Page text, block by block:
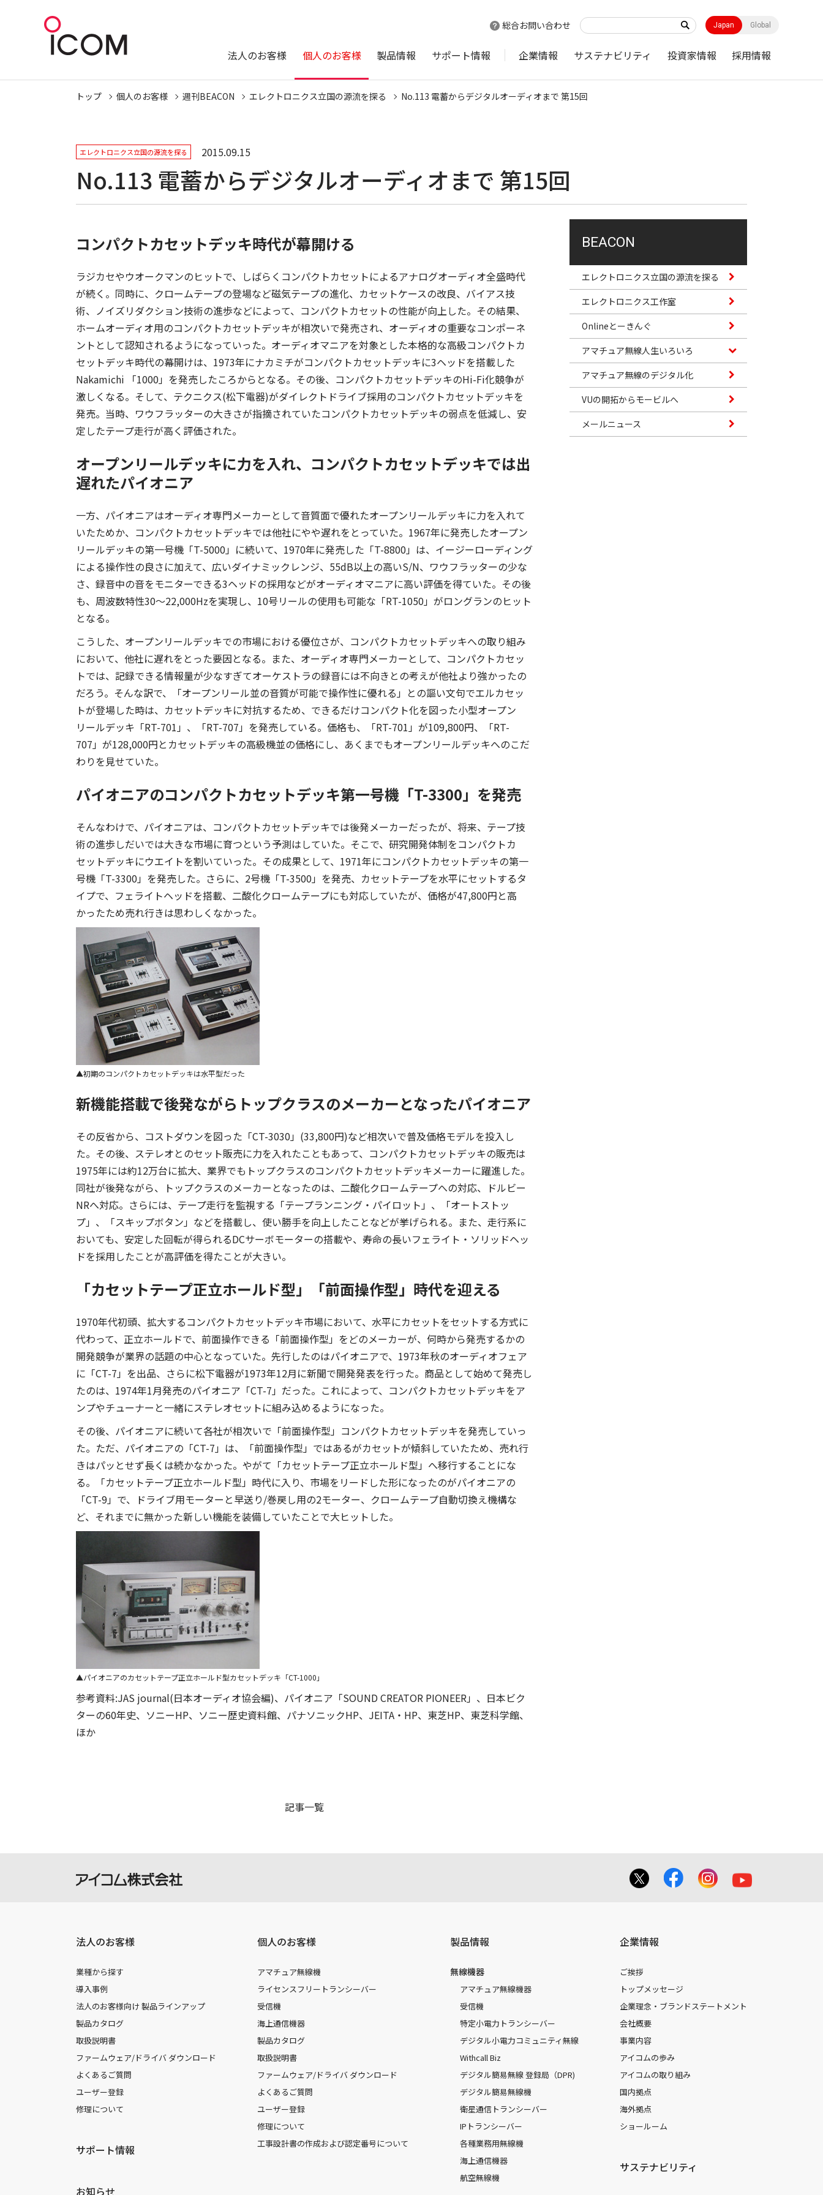
総合お問い合わせ Japan Global
法人のお客様 個人のお客様 製品情報 サポート情報 企業情報 サステナビリティ 投資家情報 採用情報
トップ 個人のお客様 週刊BEACON エレクトロニクス立国の源流を探る No.113 電蓄からデジタルオーディオまで 第15回
エレクトロニクス立国の源流を探る 2015.09.15
No.113 電蓄からデジタルオーディオまで 第15回
コンパクトカセットデッキ時代が幕開ける
ラジカセやウオークマンのヒットで、しばらくコンパクトカセットによるアナログオーディオ全盛時代
が続く。同時に、クロームテープの登場など磁気テープの進化、カセットケースの改良、バイアス技
術、ノイズリダクション技術の進歩などによって、コンパクトカセットの性能が向上した。その結果、
ホームオーディオ用のコンパクトカセットデッキが相次いで発売され、オーディオの重要なコンポーネ
ントとして認知されるようになっていった。オーディオマニアを対象とした本格的な高級コンパクトカ
セットデッキ時代の幕開けは、1973年にナカミチがコンパクトカセットデッキに3ヘッドを搭載した
Nakamichi 「1000」を発売したころからとなる。その後、コンパクトカセットデッキのHi-Fi化競争が
激しくなる。そして、テクニクス(松下電器)がダイレクトドライブ採用のコンパクトカセットデッキを
発売。当時、ワウフラッターの大きさが指摘されていたコンパクトカセットデッキの弱点を低減し、安
定したテープ走行が高く評価された。
オープンリールデッキに力を入れ、コンパクトカセットデッキでは出
遅れたパイオニア
一方、パイオニアはオーディオ専門メーカーとして音質面で優れたオープンリールデッキに力を入れて
いたためか、コンパクトカセットデッキでは他社にやや遅れをとっていた。1967年に発売したオープン
リールデッキの第一号機「T-5000」に続いて、1970年に発売した「T-8800」は、イージーローディング
による操作性の良さに加えて、広いダイナミックレンジ、55dB以上の高いS/N、ワウフラッターの少な
さ、録音中の音をモニターできる3ヘッドの採用などがオーディオマニアに高い評価を得ていた。その後
も、周波数特性30～22,000Hzを実現し、10号リールの使用も可能な「RT-1050」がロングランのヒット
となる。
こうした、オープンリールデッキでの市場における優位さが、コンパクトカセットデッキへの取り組み
において、他社に遅れをとった要因となる。また、オーディオ専門メーカーとして、コンパクトカセッ
トでは、記録できる情報量が少なすぎてオーケストラの録音には不向きとの考えが他社より強かったの
だろう。そんな訳で、「オープンリール並の音質が可能で操作性に優れる」との謳い文句でエルカセッ
トが登場した時は、カセットデッキに対抗するため、できるだけコンパクト化を図った小型オープン
リールデッキ「RT-701」、「RT-707」を発売している。価格も、「RT-701」が109,800円、「RT-
707」が128,000円とカセットデッキの高級機並の価格にし、あくまでもオープンリールデッキへのこだ
わりを見せていた。
パイオニアのコンパクトカセットデッキ第一号機「T-3300」を発売
そんなわけで、パイオニアは、コンパクトカセットデッキでは後発メーカーだったが、将来、テープ技
術の進歩しだいでは大きな市場に育つという予測はしていた。そこで、研究開発体制をコンパクトカ
セットデッキにウエイトを割いていった。その成果として、1971年にコンパクトカセットデッキの第一
号機「T-3300」を発売した。さらに、2号機「T-3500」を発売、カセットテープを水平にセットするタ
イプで、フェライトヘッドを搭載、二酸化クロームテープにも対応していたが、価格が47,800円と高
かったため売れ行きは思わしくなかった。
初期のコンパクトカセットデッキは水平型だった
新機能搭載で後発ながらトップクラスのメーカーとなったパイオニア
その反省から、コストダウンを図った「CT-3030」(33,800円)など相次いで普及価格モデルを投入し
た。その後、ステレオとのセット販売に力を入れたこともあって、コンパクトカセットデッキの販売は
1975年には約12万台に拡大、業界でもトップクラスのコンパクトカセットデッキメーカーに躍進した。
同社が後発ながら、トップクラスのメーカーとなったのは、二酸化クロームテープへの対応、ドルビー
NRへ対応。さらには、テープ走行を監視する「テープランニング・パイロット」、「オートストッ
プ」、「スキップボタン」などを搭載し、使い勝手を向上したことなどが挙げられる。また、走行系に
おいても、安定した回転が得られるDCサーボモーターの搭載や、寿命の長いフェライト・ソリッドヘッ
ドを採用したことが高評価を得たことが大きい。
「カセットテープ正立ホールド型」「前面操作型」時代を迎える
1970年代初頭、拡大するコンパクトカセットデッキ市場において、水平にカセットをセットする方式に
代わって、正立ホールドで、前面操作できる「前面操作型」をどのメーカーが、何時から発売するかの
開発競争が業界の話題の中心となっていた。先行したのはパイオニアで、1973年秋のオーディオフェア
に「CT-7」を出品、さらに松下電器が1973年12月に新聞で開発発表を行った。商品として始めて発売し
たのは、1974年1月発売のパイオニア「CT-7」だった。これによって、コンパクトカセットデッキをア
ンプやチューナーと一緒にステレオセットに組み込めるようになった。
その後、パイオニアに続いて各社が相次いで「前面操作型」コンパクトカセットデッキを発売していっ
た。ただ、パイオニアの「CT-7」は、「前面操作型」ではあるがカセットが傾斜していたため、売れ行
きはパッとせず長くは続かなかった。やがて「カセットテープ正立ホールド型」へ移行することにな
る。「カセットテープ正立ホールド型」時代に入り、市場をリードした形になったのがパイオニアの
「CT-9」で、ドライブ用モーターと早送り/巻戻し用の2モーター、クロームテープ自動切換え機構な
ど、それまでに無かった新しい機能を装備していたことで大ヒットした。
パイオニアのカセットテープ正立ホールド型カセットデッキ「CT-1000」
参考資料:JAS journal(日本オーディオ協会編)、パイオニア「SOUND CREATOR PIONEER」、日本ビク
ターの60年史、ソニーHP、ソニー歴史資料館、パナソニックHP、JEITA・HP、東芝HP、東芝科学館、
ほか
記事一覧
BEACON
エレクトロニクス立国の源流を探る
エレクトロニクス工作室
Onlineとーきんぐ
アマチュア無線人生いろいろ
アマチュア無線のデジタル化
VUの開拓からモービルへ
メールニュース
法人のお客様
業種から探す
導入事例
法人のお客様向け 製品ラインアップ
製品カタログ
取扱説明書
ファームウェア/ドライバ ダウンロード
よくあるご質問
ユーザー登録
修理について
サポート情報
お知らせ
個人のお客様
アマチュア無線機
ライセンスフリートランシーバー
受信機
海上通信機器
製品カタログ
取扱説明書
ファームウェア/ドライバ ダウンロード
よくあるご質問
ユーザー登録
修理について
工事設計書の作成および認定番号について
製品情報
無線機器
アマチュア無線機器
受信機
特定小電力トランシーバー
デジタル小電力コミュニティ無線
Withcall Biz
デジタル簡易無線 登録局（DPR)
デジタル簡易無線機
衛星通信トランシーバー
IPトランシーバー
各種業務用無線機
海上通信機器
航空無線機
企業情報
ご挨拶
トップメッセージ
企業理念・ブランドステートメント
会社概要
事業内容
アイコムの歩み
アイコムの取り組み
国内拠点
海外拠点
ショールーム
サステナビリティ